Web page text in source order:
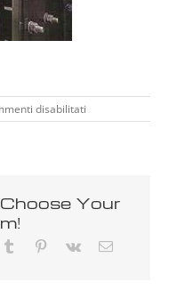
disabilitati
Montacarichi
Your
Tumblr Pinterest
Vk Email